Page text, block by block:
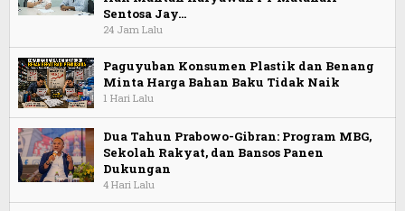
Sentosa Jay…
24 Jam Lalu
Paguyuban Konsumen Plastik dan Benang
Minta Harga Bahan Baku Tidak Naik
1 Hari Lalu
Dua Tahun Prabowo-Gibran: Program MBG,
Sekolah Rakyat, dan Bansos Panen
Dukungan
4 Hari Lalu